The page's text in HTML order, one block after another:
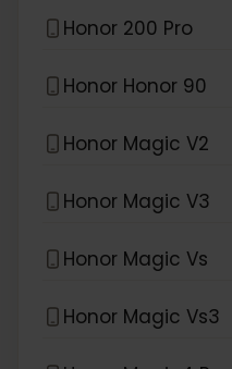
Honor 200 Pro
Honor Honor 90
Honor Magic V2
Honor Magic V3
Honor Magic Vs
Honor Magic Vs3